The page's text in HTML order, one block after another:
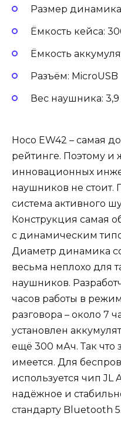
Размер
Ёмкость кейса:
Ёмкость
Разъём: MicroUSB
Вес наушника: 3,9
Hoco EW42 – самая
рейтинге. Поэтому и
инновационных
наушников не стоит.
система активного
Конструкция самая
с динамическим
Диаметр динамика
весьма неплохо для
наушников.
часов работы в
разговора – около 7
установлен
ещё 300 мАч. Так что
имеется. Для
используется чип JL
надёжное и
стандарту Bluetooth